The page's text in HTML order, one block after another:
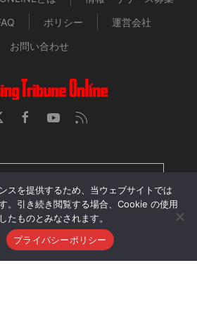
ポリシー
運営会社
お問い合わせ
記事・画像・動画の無断転用、再配
プロードを禁じます。
Online. All Rights Reserved.
スを提供するため、当ウェブサイトでは
。引き続き閲覧する場合、Cookie の使用
たものとみなされます。
プライバシーポリシー